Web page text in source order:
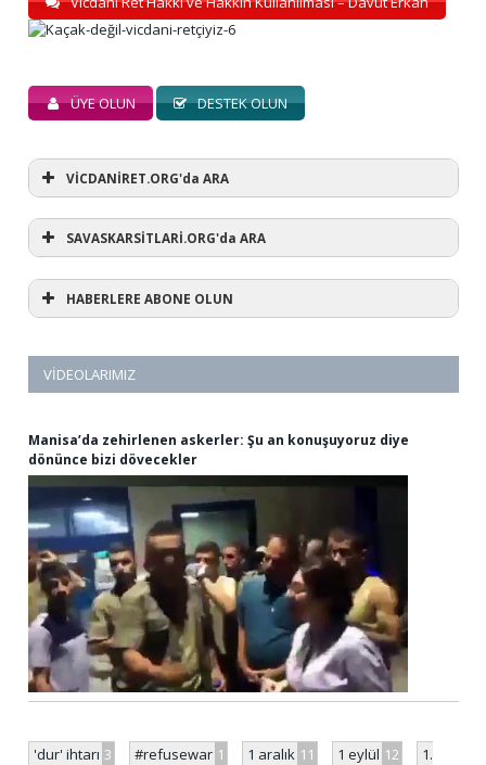
ÜYE OLUN DESTEK OLUN
VİCDANİRET.ORG'da ARA
SAVASKARSİTLARİ.ORG'da ARA
HABERLERE ABONE OLUN
VIDEOLARIMIZ
Manisa’da zehirlenen askerler: Şu an konuşuyoruz diye
dönünce bizi dövecekler
'dur' ihtarı 3 #refusewar 1 1 aralık 11 1 eylül 12
1.